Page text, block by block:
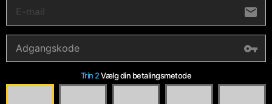
Trin 2Vælg din betalingsmetode